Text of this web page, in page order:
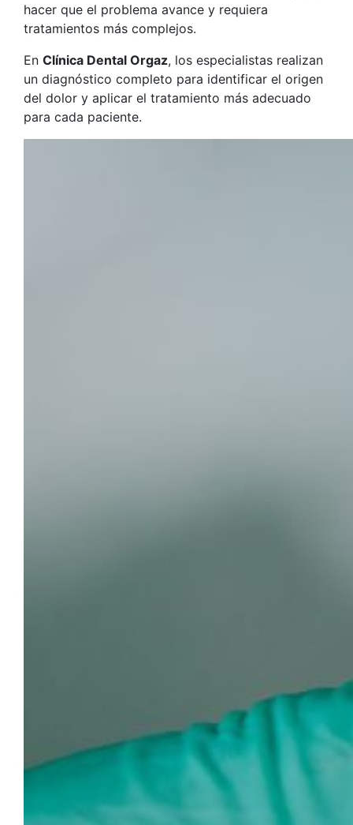
hacer que el problema avance y requiera
tratamientos más complejos.
En Clínica Dental Orgaz, los especialistas realizan
un diagnóstico completo para identificar el origen
del dolor y aplicar el tratamiento más adecuado
para cada paciente.